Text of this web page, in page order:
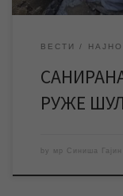
ВЕСТИ
РУЖЕ
by мр Синиша Гајин